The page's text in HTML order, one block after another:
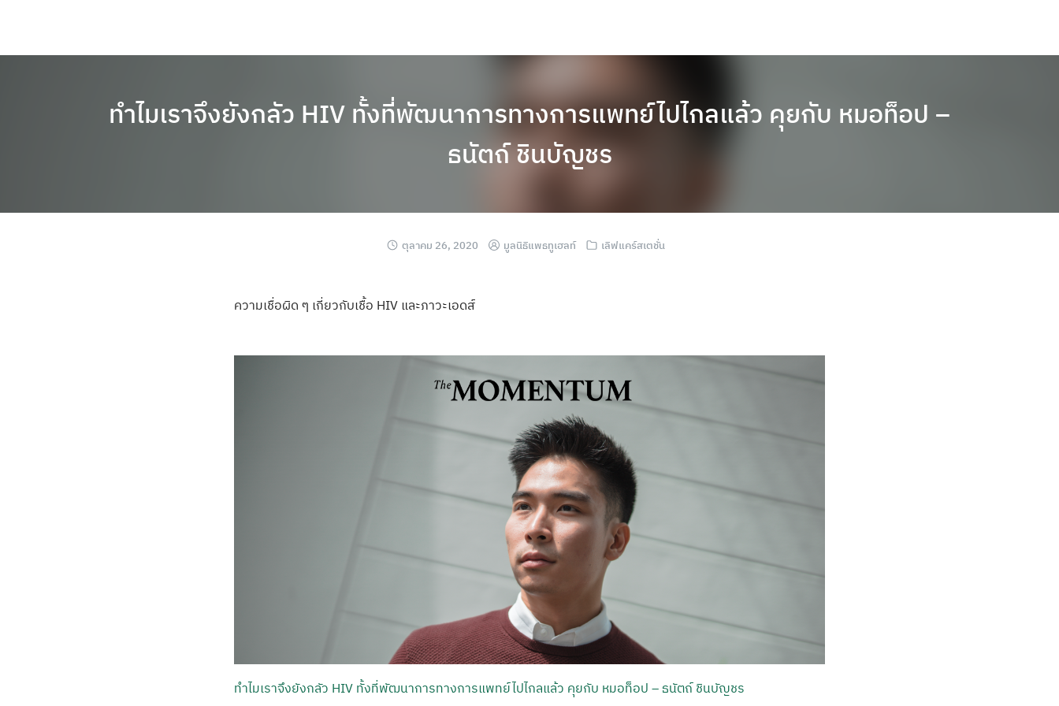
ทำไมเราจึงยังกลัว HIV ทั้งที่พัฒนาการทางการแพทย์ไปไกลแล้ว คุยกับ หมอท็อป –
ธนัตถ์ ชินบัญชร
ตุลาคม 26, 2020 มูลนิธิแพธทูเฮลท์ เลิฟแคร์สเตชั่น
ความเชื่อผิด ๆ เกี่ยวกับเชื้อ HIV และภาวะเอดส์
ทำไมเราจึงยังกลัว HIV ทั้งที่พัฒนาการทางการแพทย์ไปไกลแล้ว คุยกับ หมอท็อป – ธนัตถ์ ชินบัญชร